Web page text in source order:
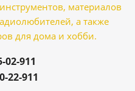
материалов
а также
для дома и хобби.
02-911
22-911